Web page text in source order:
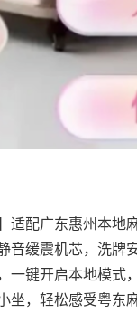
适配广东惠州本
音缓震机芯，洗牌
键开启本地模式
，轻松感受粤东